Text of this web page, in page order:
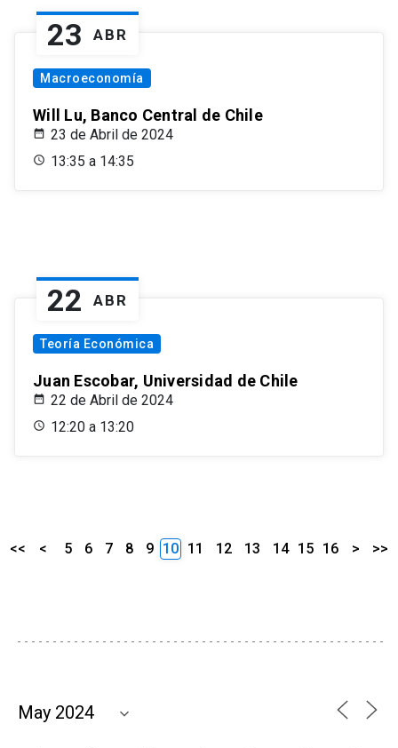
23 ABR
Macroeconomía
Will Lu, Banco Central de Chile
23 de Abril de 2024
13:35 a 14:35
22 ABR
Teoría Económica
Juan Escobar, Universidad de Chile
22 de Abril de 2024
12:20 a 13:20
<< < 5 6 7 8 9 10 11 12 13 14 15 16 > >>